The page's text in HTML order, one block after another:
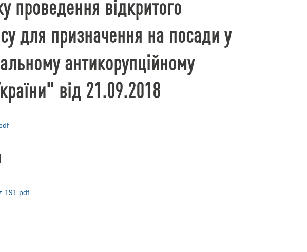
проведення відкритого
для призначення на посади у
антикорупційному
від 21.09.2018
191.pdf